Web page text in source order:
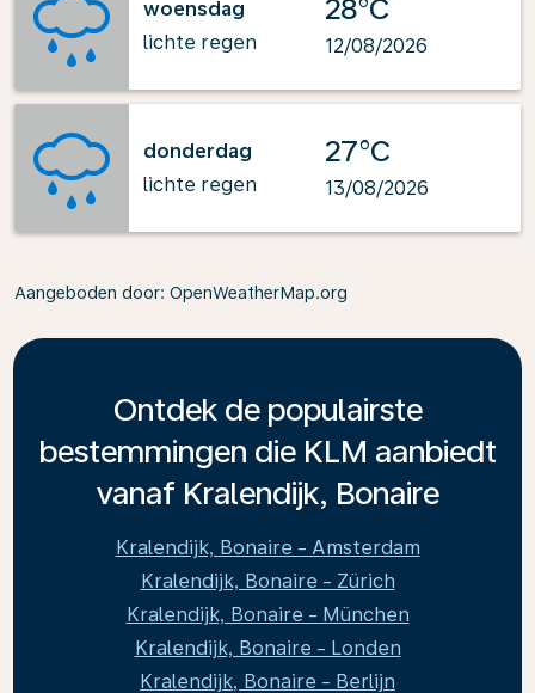
woensdag
lichte regen
28°C
12/08/2026
donderdag
lichte regen
27°C
13/08/2026
Aangeboden door: OpenWeatherMap.org
Ontdek de populairste
bestemmingen die KLM aanbiedt
vanaf Kralendijk, Bonaire
Kralendijk, Bonaire - Amsterdam
Kralendijk, Bonaire - Zürich
Kralendijk, Bonaire - München
Kralendijk, Bonaire - Londen
Kralendijk, Bonaire - Berlijn